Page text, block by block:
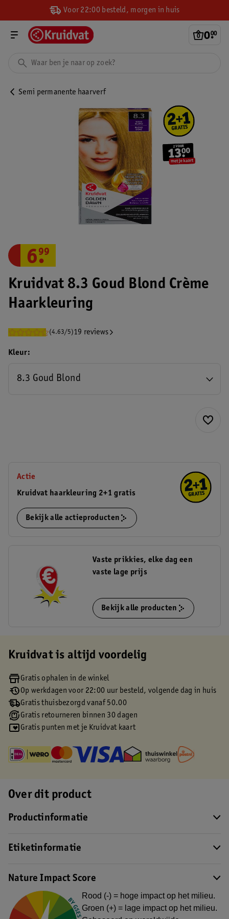
Voor 22:00 besteld, morgen in huis
0.
00
Semi permanente haarverf
Kruidvat 8.3 Goud Blond Crème
Haarkleuring
(4.63/5)19 reviews
6.
99
Kleur
8.3 Goud Blond
Actie
Kruidvat haarkleuring 2+1 gratis
Bekijk alle actieproducten
Vaste prikkies, elke dag een
vaste lage prijs
Bekijk alle producten
Kruidvat is altijd voordelig
Gratis ophalen in de winkel
Op werkdagen voor 22:00 uur besteld, volgende dag in huis
Gratis thuisbezorgd vanaf 50.00
Gratis retourneren binnen 30 dagen
Gratis punten met je Kruidvat kaart
Over dit product
Productinformatie
Etiketinformatie
Nature Impact Score
Rood (-) = hoge impact op het milieu.
Groen (+) = lage impact op het milieu.